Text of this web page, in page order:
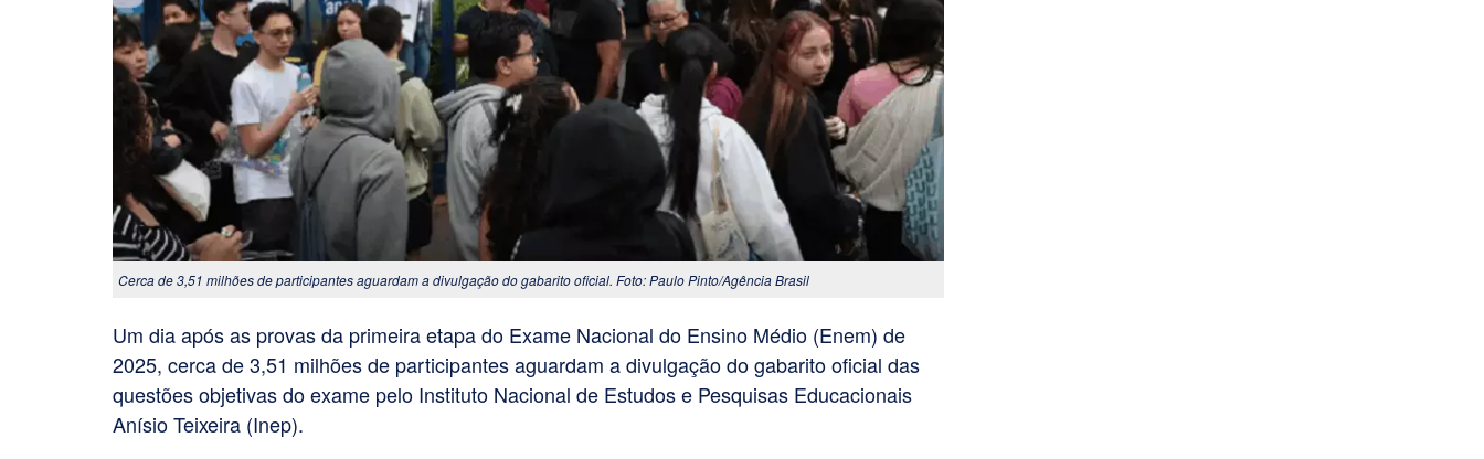
Cerca de 3,51 milhões de participantes aguardam a divulgação do gabarito oficial. Foto: Paulo Pinto/Agência Brasil
Um dia após as provas da primeira etapa do Exame Nacional do Ensino Médio (Enem) de
2025, cerca de 3,51 milhões de participantes aguardam a divulgação do gabarito oficial das
questões objetivas do exame pelo Instituto Nacional de Estudos e Pesquisas Educacionais
Anísio Teixeira (Inep).